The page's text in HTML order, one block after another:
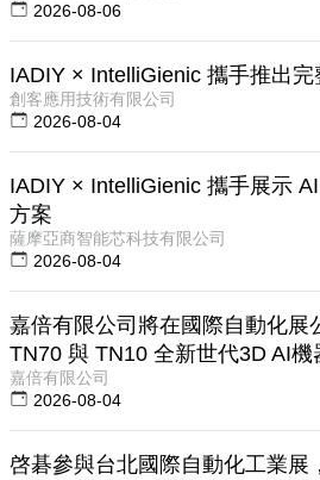
2026-08-06
IADIY × IntelliGienic 攜手推出
創客應用技術有限公司
2026-08-04
IADIY × IntelliGienic 攜手展示
方案
薩摩亞商智能芯科技有限公司
2026-08-04
嘉倍有限公司將在國際自動化展
TN70 與 TN10 全新世代3D AI機
嘉倍有限公司
2026-08-04
啓碁參與台北國際自動化工業展